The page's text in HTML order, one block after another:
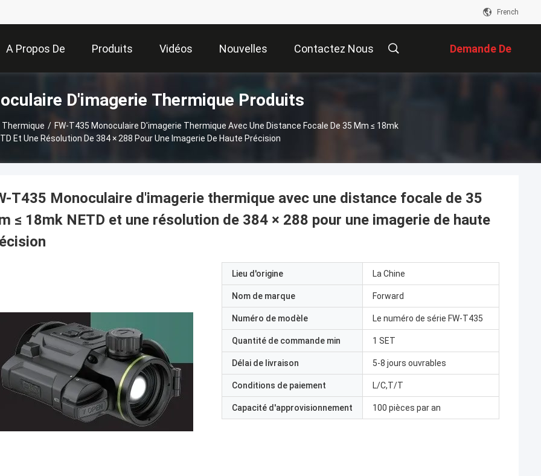
French
A Propos De
Nous
Produits Vidéos Nouvelles Contactez Nous Demande De
Soumission
D'imagerie Thermique Produits
Thermique / FW-T435 Monoculaire D'imagerie Thermique Avec Une Distance Focale De 35 Mm ≤ 18mk
Et Une Résolution De 384 × 288 Pour Une Imagerie De Haute Précision
T435 Monoculaire d'imagerie thermique avec une distance focale de 35
≤ 18mk NETD et une résolution de 384 × 288 pour une imagerie de haute
Lieu d'origine La Chine
Nom de marque Forward
Numéro de modèle Le numéro de série FW-T435
Quantité de commande min 1 SET
Délai de livraison 5-8 jours ouvrables
Conditions de paiement L/C,T/T
Capacité d'approvisionnement 100 pièces par an